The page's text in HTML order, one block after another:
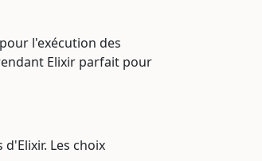
l'exécution des
Elixir parfait pour
Les choix